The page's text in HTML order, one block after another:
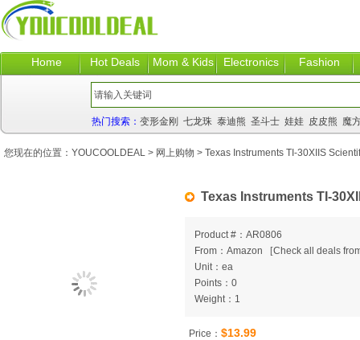
Home Hot Deals Mom & Kids Electronics Fashion
热门搜索： 变形金刚 七龙珠 泰迪熊 圣斗士 娃娃 皮皮熊 魔
Texas Instruments TI-
Product #：AR0806
From：Amazon
[Check all deals
Unit：ea
Points：0
Weight：1
Price： $13.99
您现在的位置： YOUCOOLDEAL > 网上购物 > Texas Instruments TI-30XIIS